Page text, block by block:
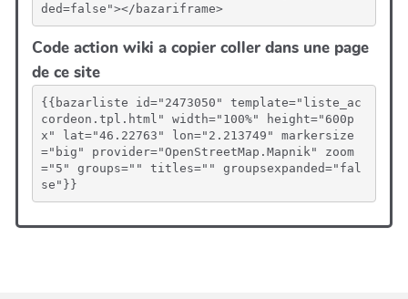
ded=false"></bazariframe>
Code action wiki a copier coller dans une page
de ce site
{{bazarliste id="2473050" template="liste_ac
cordeon.tpl.html" width="100%" height="600p
x" lat="46.22763" lon="2.213749" markersize
="big" provider="OpenStreetMap.Mapnik" zoom
="5" groups="" titles="" groupsexpanded="fal
se"}}